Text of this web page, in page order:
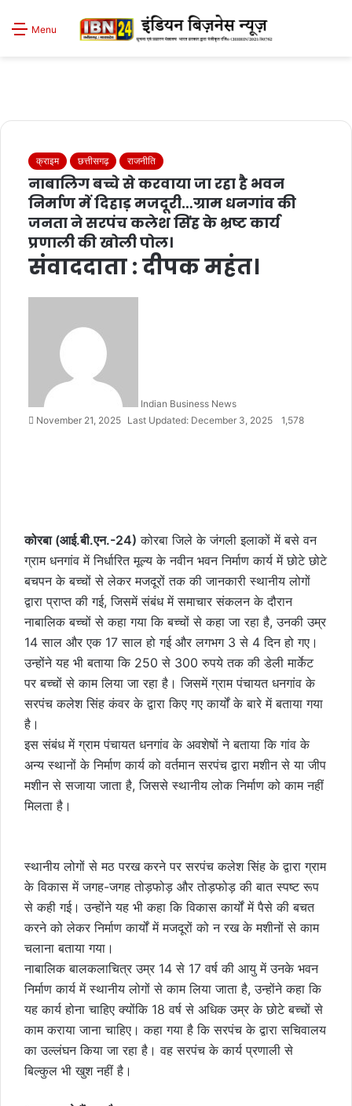
Menu
क्राइम छत्तीसगढ़ राजनीति
नाबालिग बच्चे से करवाया जा रहा है भवन
निर्माण में दिहाड़ मजदूरी…ग्राम धनगांव की
जनता ने सरपंच कलेश सिंह के भ्रष्ट कार्य
प्रणाली की खोली पोल।
संवाददाता : दीपक महंत।
Indian Business News
November 21, 2025 Last Updated: December 3, 2025 1,578
कोरबा (आई.बी.एन.-24) कोरबा जिले के जंगली इलाकों में बसे वन
ग्राम धनगांव में निर्धारित मूल्य के नवीन भवन निर्माण कार्य में छोटे छोटे
बचपन के बच्चों से लेकर मजदूरों तक की जानकारी स्थानीय लोगों
द्वारा प्राप्त की गई, जिसमें संबंध में समाचार संकलन के दौरान
नाबालिक बच्चों से कहा गया कि बच्चों से कहा जा रहा है, उनकी उम्र
14 साल और एक 17 साल हो गई और लगभग 3 से 4 दिन हो गए।
उन्होंने यह भी बताया कि 250 से 300 रुपये तक की डेली मार्केट
पर बच्चों से काम लिया जा रहा है। जिसमें ग्राम पंचायत धनगांव के
सरपंच कलेश सिंह कंवर के द्वारा किए गए कार्यों के बारे में बताया गया
है।
इस संबंध में ग्राम पंचायत धनगांव के अवशेषों ने बताया कि गांव के
अन्य स्थानों के निर्माण कार्य को वर्तमान सरपंच द्वारा मशीन से या जीप
मशीन से सजाया जाता है, जिससे स्थानीय लोक निर्माण को काम नहीं
मिलता है।
स्थानीय लोगों से मठ परख करने पर सरपंच कलेश सिंह के द्वारा ग्राम
के विकास में जगह-जगह तोड़फोड़ और तोड़फोड़ की बात स्पष्ट रूप
से कही गई। उन्होंने यह भी कहा कि विकास कार्यों में पैसे की बचत
करने को लेकर निर्माण कार्यों में मजदूरों को न रख के मशीनों से काम
चलाना बताया गया।
नाबालिक बालकलाचित्र उम्र 14 से 17 वर्ष की आयु में उनके भवन
निर्माण कार्य में स्थानीय लोगों से काम लिया जाता है, उन्होंने कहा कि
यह कार्य होना चाहिए क्योंकि 18 वर्ष से अधिक उम्र के छोटे बच्चों से
काम कराया जाना चाहिए। कहा गया है कि सरपंच के द्वारा सचिवालय
का उल्लंघन किया जा रहा है। वह सरपंच के कार्य प्रणाली से
बिल्कुल भी खुश नहीं है।